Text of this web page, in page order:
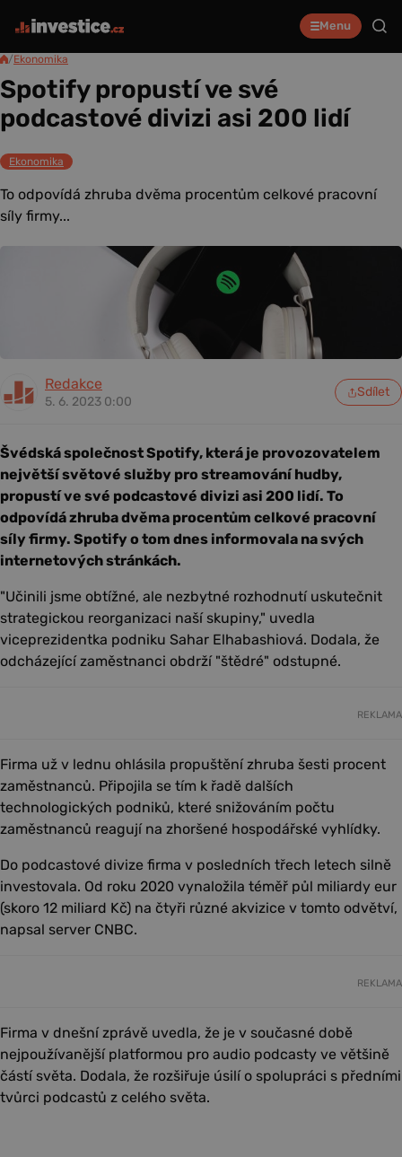
Menu
/Ekonomika
Spotify propustí ve své
podcastové divizi asi 200 lidí
Ekonomika
To odpovídá zhruba dvěma procentům celkové pracovní
síly firmy...
Redakce
5. 6. 2023 0:00
Sdílet
Švédská společnost Spotify, která je provozovatelem
největší světové služby pro streamování hudby,
propustí ve své podcastové divizi asi 200 lidí. To
odpovídá zhruba dvěma procentům celkové pracovní
síly firmy. Spotify o tom dnes informovala na svých
internetových stránkách.
"Učinili jsme obtížné, ale nezbytné rozhodnutí uskutečnit
strategickou reorganizaci naší skupiny," uvedla
viceprezidentka podniku Sahar Elhabashiová. Dodala, že
odcházející zaměstnanci obdrží "štědré" odstupné.
REKLAMA
Firma už v lednu ohlásila propuštění zhruba šesti procent
zaměstnanců. Připojila se tím k řadě dalších
technologických podniků, které snižováním počtu
zaměstnanců reagují na zhoršené hospodářské vyhlídky.
Do podcastové divize firma v posledních třech letech silně
investovala. Od roku 2020 vynaložila téměř půl miliardy eur
(skoro 12 miliard Kč) na čtyři různé akvizice v tomto odvětví,
napsal server CNBC.
REKLAMA
Firma v dnešní zprávě uvedla, že je v současné době
nejpoužívanější platformou pro audio podcasty ve většině
částí světa. Dodala, že rozšiřuje úsilí o spolupráci s předními
tvůrci podcastů z celého světa.